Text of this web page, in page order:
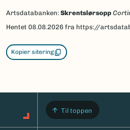
Artsdatabanken: Skrentslørsopp
Hentet 08.08.2026 fra https://
Kopier sitering
Til toppen